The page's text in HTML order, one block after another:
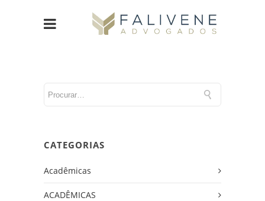
CATEGORIAS
Acadêmicas
ACADÊMICAS